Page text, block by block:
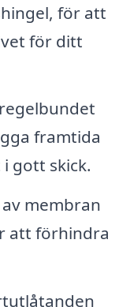
för att
för ditt
framtida
gott skick.
membran
att förhindra